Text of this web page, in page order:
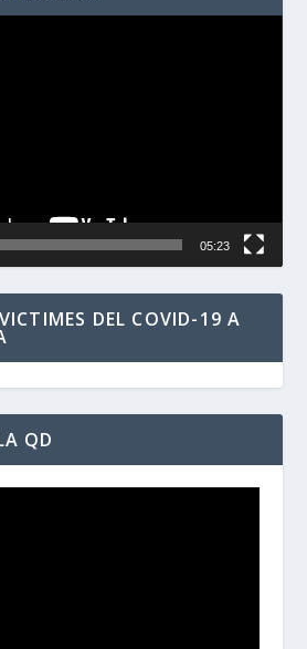
05:23
DEL COVID-19 A
QD